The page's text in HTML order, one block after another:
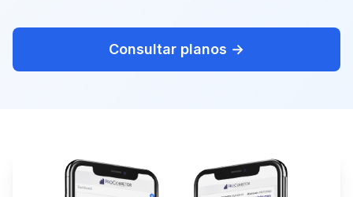
Consultar planos →